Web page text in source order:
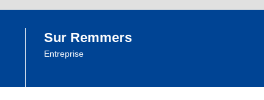
Sur Remmers
Entreprise